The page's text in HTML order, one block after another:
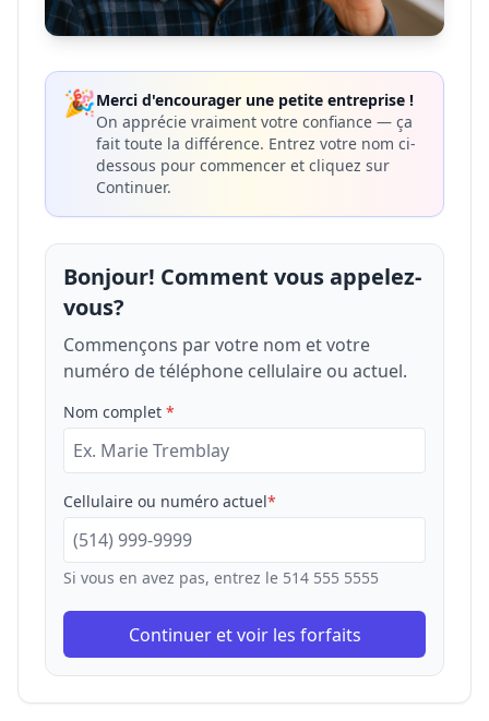
🎉Merci d'encourager une petite entreprise !
On apprécie vraiment votre confiance — ça
fait toute la différence. Entrez votre nom ci-
dessous pour commencer et cliquez sur
Continuer.
Bonjour! Comment vous appelez-
vous?
Commençons par votre nom et votre
numéro de téléphone cellulaire ou actuel.
Nom complet *
Cellulaire ou numéro actuel*
Si vous en avez pas, entrez le 514 555 5555
Continuer et voir les forfaits